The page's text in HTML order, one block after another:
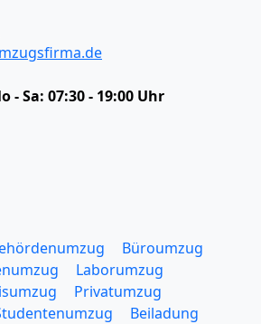
- Sa: 07:30 - 19:00 Uhr
Büroumzug
Laborumzug
Privatumzug
Beiladung